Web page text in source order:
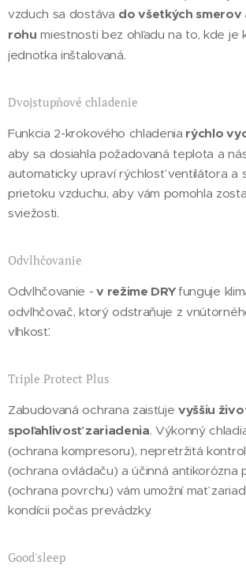
vzduch sa dostáva do všetkých smerov
rohu miestnosti bez ohľadu na to, kde je
jednotka inštalovaná.
Dvojstupňové chladenie
Funkcia 2-krokového chladenia rýchlo
aby sa dosiahla požadovaná teplota a
automaticky upraví rýchlosť ventilátora a
prietoku vzduchu, aby vám pomohla
sviežosti.
Odvlhčovanie
Odvlhčovanie - v režime DRY funguje
odvlhčovač, ktorý odstraňuje z
vlhkosť.
Triple Protect Plus
Zabudovaná ochrana zaisťujevyššiu
spoľahlivosť zariadenia. Výkonný
(ochrana kompresoru), nepretržitá
(ochrana ovládaču) a účinná antikorózna
(ochrana povrchu) vám umožní mať
kondícii počas prevádzky.
Good'sleep